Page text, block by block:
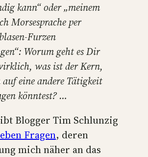
kann“ oder „meinem
Morsesprache per
Furzen
Worum geht es Dir
was ist der Kern,
auf eine andere Tätigkeit
könntest? …
Blogger Tim Schlunzig
Fragen, deren
mich näher an das